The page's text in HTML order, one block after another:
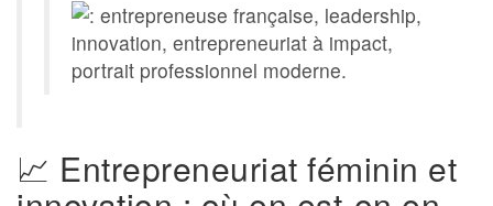
📈 Entrepreneuriat féminin et